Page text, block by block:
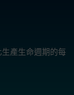
產生命週期的每